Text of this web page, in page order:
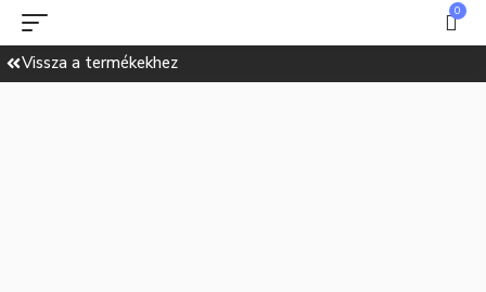
0
Vissza a termékekhez